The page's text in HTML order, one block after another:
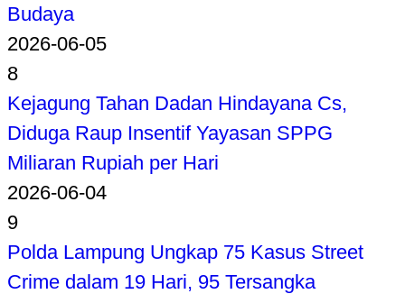
Budaya
2026-06-05
8
Kejagung Tahan Dadan Hindayana Cs,
Diduga Raup Insentif Yayasan SPPG
Miliaran Rupiah per Hari
2026-06-04
9
Polda Lampung Ungkap 75 Kasus Street
Crime dalam 19 Hari, 95 Tersangka